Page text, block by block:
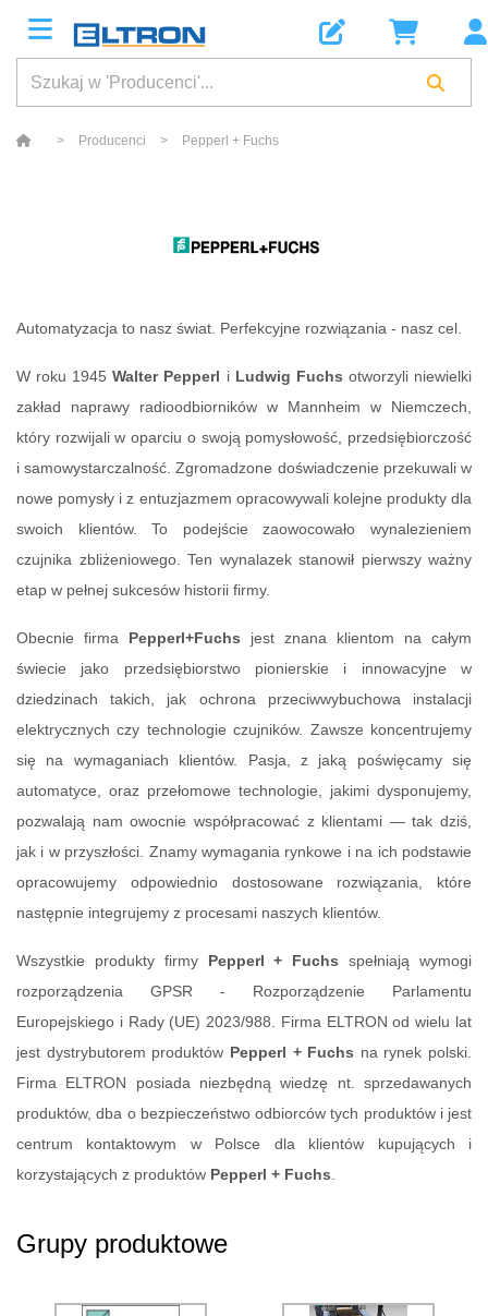
> Producenci > Pepperl + Fuchs
Automatyzacja to nasz świat. Perfekcyjne rozwiązania - nasz cel.
W roku 1945Walter Pepperl i Ludwig Fuchs otworzyli niewielki
zakład naprawy radioodbiorników w Mannheim w Niemczech,
który rozwijali w oparciu o swoją pomysłowość, przedsiębiorczość
i samowystarczalność. Zgromadzone doświadczenie przekuwali w
nowe pomysły i z entuzjazmem opracowywali kolejne produkty dla
swoich klientów. To podejście zaowocowało wynalezieniem
czujnika zbliżeniowego. Ten wynalazek stanowił pierwszy ważny
etap w pełnej sukcesów historii firmy.
Obecnie firma Pepperl+Fuchs jest znana klientom na całym
świecie jako przedsiębiorstwo pionierskie i innowacyjne w
dziedzinach takich, jak ochrona przeciwwybuchowa instalacji
elektrycznych czy technologie czujników. Zawsze koncentrujemy
się na wymaganiach klientów. Pasja, z jaką poświęcamy się
automatyce, oraz przełomowe technologie, jakimi dysponujemy,
pozwalają nam owocnie współpracować z klientami — tak dziś,
jak i w przyszłości. Znamy wymagania rynkowe i na ich podstawie
opracowujemy odpowiednio dostosowane rozwiązania, które
następnie integrujemy z procesami naszych klientów.
Wszystkie produkty firmy Pepperl + Fuchs spełniają wymogi
rozporządzenia GPSR - Rozporządzenie Parlamentu
Europejskiego i Rady (UE) 2023/988. Firma ELTRON od wielu lat
jest dystrybutorem produktów Pepperl + Fuchs na rynek polski.
Firma ELTRON posiada niezbędną wiedzę nt. sprzedawanych
produktów, dba o bezpieczeństwo odbiorców tych produktów i jest
centrum kontaktowym w Polsce dla klientów kupujących i
korzystających z produktów Pepperl + Fuchs.
Grupy produktowe